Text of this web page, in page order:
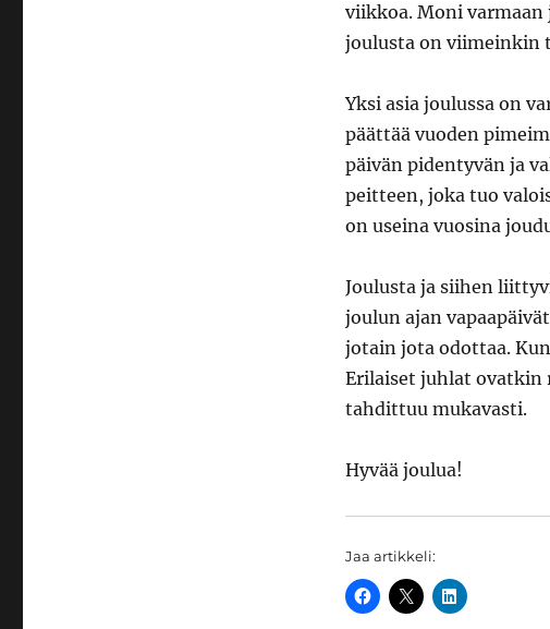
viikkoa. Moni
joulusta on viimeinkin
Yksi asia joulussa on
päättää vuoden
päivän pidentyvän ja
peitteen, joka tuo
on useina vuosina
Joulusta ja siihen
joulun ajan
jotain jota odottaa.
Erilaiset juhlat
tahdittuu mukavasti.
Hyvää joulua!
Jaa artikkeli: